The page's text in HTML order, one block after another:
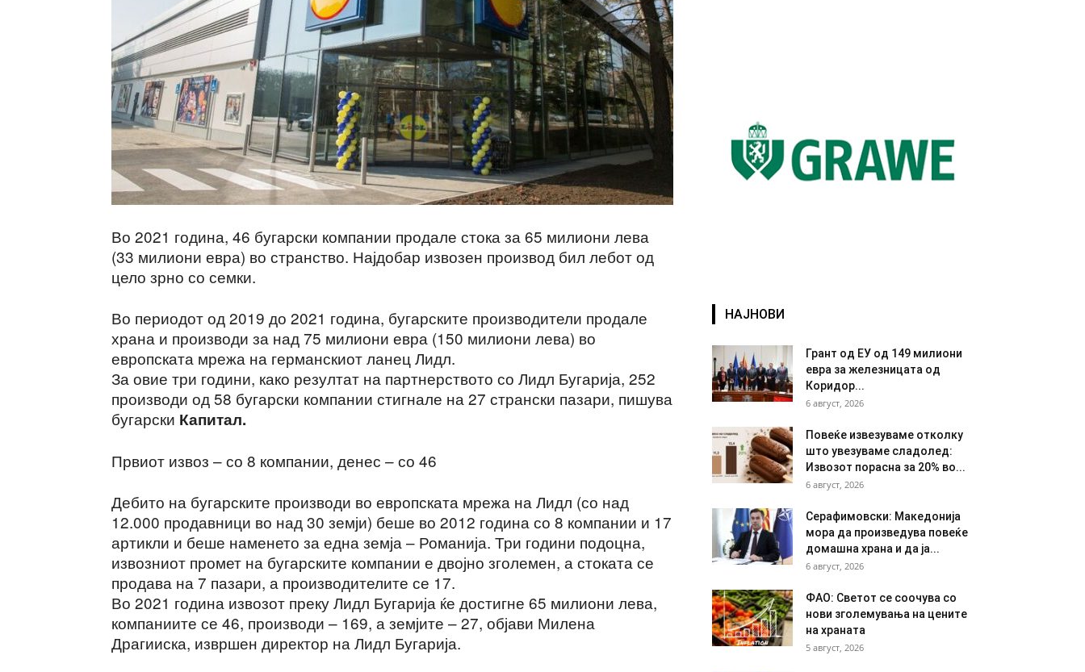
Во 2021 година, 46 бугарски компании продале стока за 65 милиони лева
(33 милиони евра) во странство. Најдобар извозен производ бил лебот од
цело зрно со семки.
Во периодот од 2019 до 2021 година, бугарските производители продале
храна и производи за над 75 милиони евра (150 милиони лева) во
европската мрежа на германскиот ланец Лидл.
За овие три години, како резултат на партнерството со Лидл Бугарија, 252
производи од 58 бугарски компании стигнале на 27 странски пазари, пишува
бугарски Капитал.
Првиот извоз – со 8 компании, денес – со 46
Дебито на бугарските производи во европската мрежа на Лидл (со над
12.000 продавници во над 30 земји) беше во 2012 година со 8 компании и 17
артикли и беше наменето за една земја – Романија. Три години подоцна,
извозниот промет на бугарските компании е двојно зголемен, а стоката се
продава на 7 пазари, а производителите се 17.
Во 2021 година извозот преку Лидл Бугарија ќе достигне 65 милиони лева,
компаниите се 46, производи – 169, а земјите – 27, објави Милена
Драгииска, извршен директор на Лидл Бугарија.
НАЈНОВИ
Грант од ЕУ од 149 милиони
евра за железницата од
Коридор...
6 август, 2026
Повеќе извезуваме отколку
што увезуваме сладолед:
Извозот порасна за 20% во...
6 август, 2026
Серафимовски: Македонија
мора да произведува повеќе
домашна храна и да ја...
6 август, 2026
ФАО: Светот се соочува со
нови зголемувања на цените
на храната
5 август, 2026